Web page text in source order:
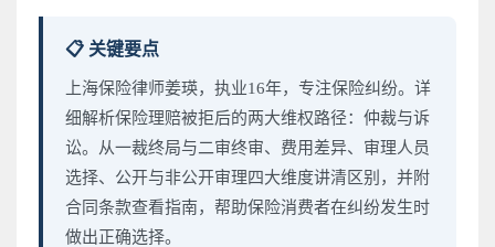
📋 关键要点
上海保险律师姜瑛，执业16年，专注保险纠纷。详
细解析保险理赔被拒后的两大维权路径：仲裁与诉
讼。从一裁终局与二审终审、费用差异、审理人员
选择、公开与非公开审理四大维度讲清区别，并附
合同条款查看指南，帮助保险消费者在纠纷发生时
做出正确选择。